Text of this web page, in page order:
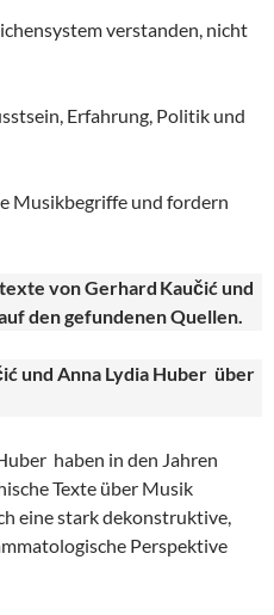
verstanden, nicht
Erfahrung, Politik und
Musikbegriffe und fordern
von Gerhard Kaučić und
den gefundenen Quellen.
ć und Anna Lydia Huber über
haben in den Jahren
Texte über Musik
eine stark dekonstruktive,
Perspektive